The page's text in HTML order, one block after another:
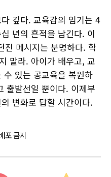
깊다. 교육감의 임기는 4
년의 흔적을 남긴다. 이
진 메시지는 분명하다. 학
말라. 아이가 배우고, 교
있는 공교육을 복원하
출발선일 뿐이다. 이제부
변화로 답할 시간이다.
포 금지